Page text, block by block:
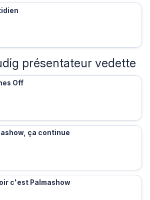
présentateur vedette
Off
ça continue
c'est Palmashow